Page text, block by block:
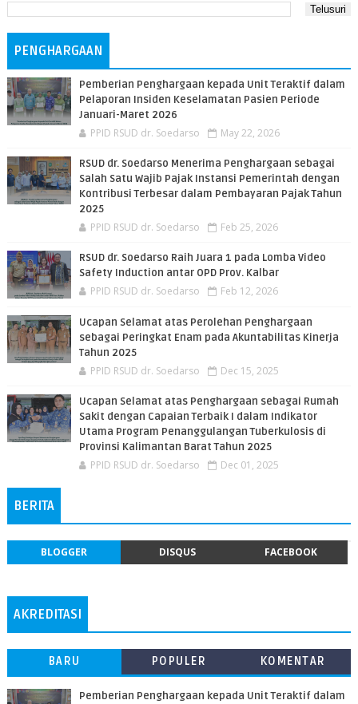
PENGHARGAAN
Pemberian Penghargaan kepada Unit Teraktif dalam
Pelaporan Insiden Keselamatan Pasien Periode
Januari-Maret 2026
PPID RSUD dr. Soedarso May 22, 2026
RSUD dr. Soedarso Menerima Penghargaan sebagai
Salah Satu Wajib Pajak Instansi Pemerintah dengan
Kontribusi Terbesar dalam Pembayaran Pajak Tahun
2025
PPID RSUD dr. Soedarso Feb 25, 2026
RSUD dr. Soedarso Raih Juara 1 pada Lomba Video
Safety Induction antar OPD Prov. Kalbar
PPID RSUD dr. Soedarso Feb 12, 2026
Ucapan Selamat atas Perolehan Penghargaan
sebagai Peringkat Enam pada Akuntabilitas Kinerja
Tahun 2025
PPID RSUD dr. Soedarso Dec 15, 2025
Ucapan Selamat atas Penghargaan sebagai Rumah
Sakit dengan Capaian Terbaik I dalam Indikator
Utama Program Penanggulangan Tuberkulosis di
Provinsi Kalimantan Barat Tahun 2025
PPID RSUD dr. Soedarso Dec 01, 2025
BERITA
BLOGGER DISQUS FACEBOOK
AKREDITASI
BARU POPULER KOMENTAR
Pemberian Penghargaan kepada Unit Teraktif dalam